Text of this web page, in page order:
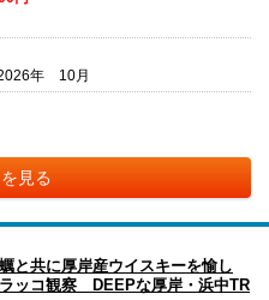
年 10月
見る
と共に厚岸産ウイスキーを愉し
ッコ観察 DEEPな厚岸・浜中TR